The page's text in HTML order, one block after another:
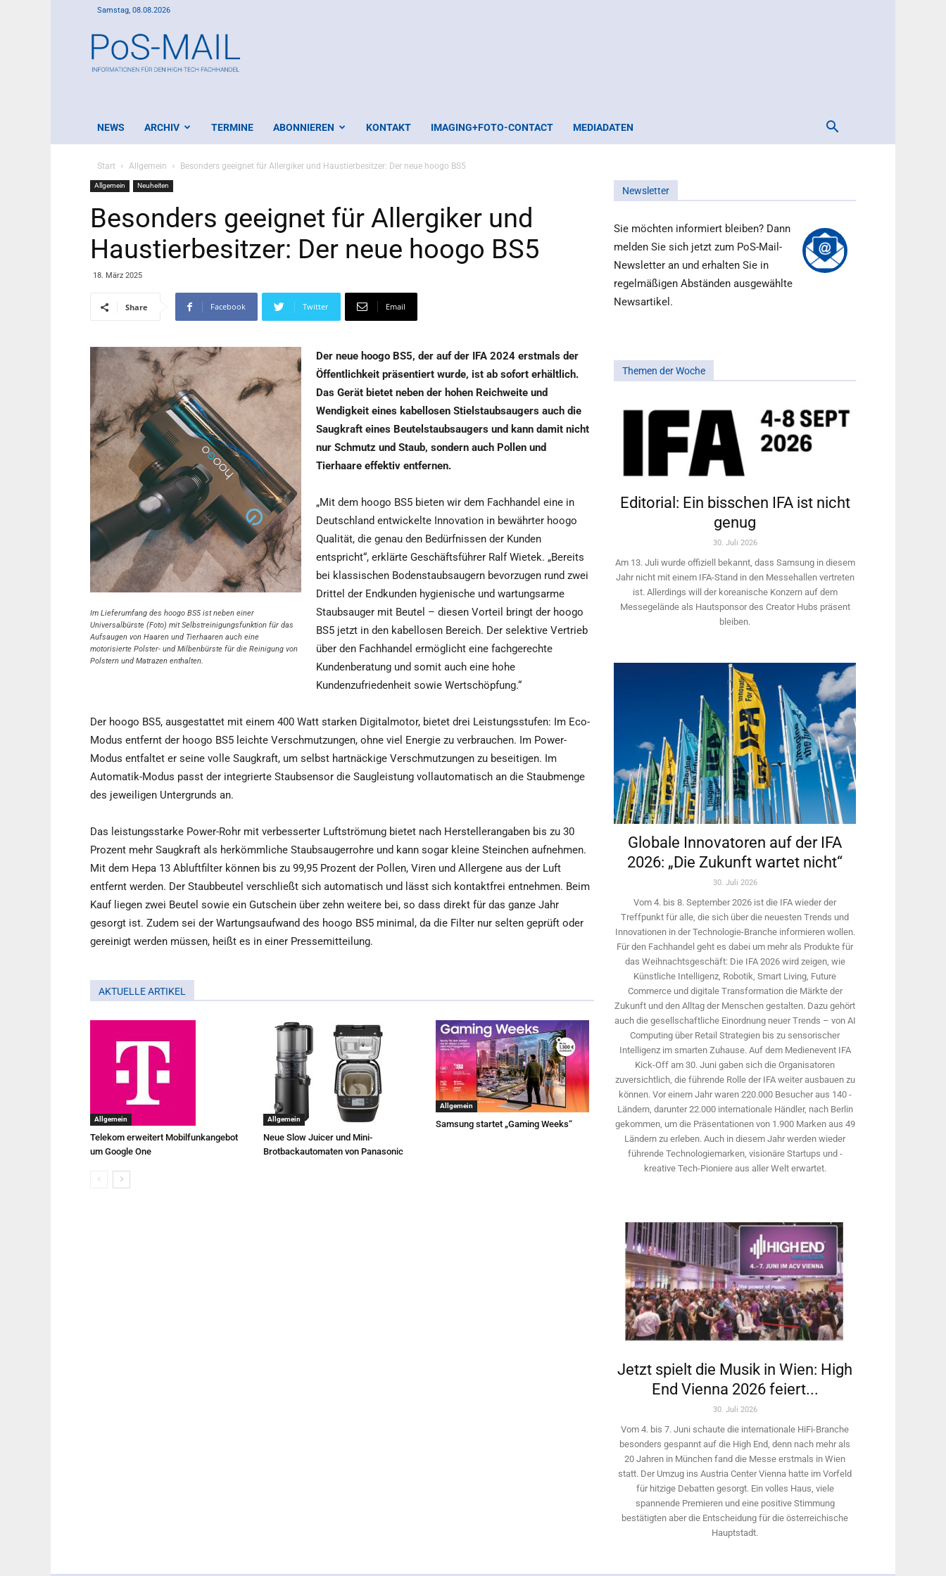
Samstag, 08.08.2026
Mail
NEWS ARCHIV TERMINE ABONNIEREN KONTAKT IMAGING+FOTO-CONTACT MEDIADATEN
Start Allgemein Besonders geeignet für Allergiker und Haustierbesitzer: Der neue hoogo BS5
Allgemein Neuheiten
Besonders geeignet für Allergiker und
Haustierbesitzer: Der neue hoogo BS5
18. März 2025
Share Facebook Twitter Email
Im Lieferumfang des hoogo BS5 ist neben einer
Universalbürste (Foto) mit Selbstreinigungsfunktion für das
Aufsaugen von Haaren und Tierhaaren auch eine
motorisierte Polster- und Milbenbürste für die Reinigung von
Polstern und Matrazen enthalten.
Der neue hoogo BS5, der auf der IFA 2024 erstmals der
Öffentlichkeit präsentiert wurde, ist ab sofort erhältlich.
Das Gerät bietet neben der hohen Reichweite und
Wendigkeit eines kabellosen Stielstaubsaugers auch die
Saugkraft eines Beutelstaubsaugers und kann damit nicht
nur Schmutz und Staub, sondern auch Pollen und
Tierhaare effektiv entfernen.
„Mit dem hoogo BS5 bieten wir dem Fachhandel eine in
Deutschland entwickelte Innovation in bewährter hoogo
Qualität, die genau den Bedürfnissen der Kunden
entspricht“, erklärte Geschäftsführer Ralf Wietek. „Bereits
bei klassischen Bodenstaubsaugern bevorzugen rund zwei
Drittel der Endkunden hygienische und wartungsarme
Staubsauger mit Beutel – diesen Vorteil bringt der hoogo
BS5 jetzt in den kabellosen Bereich. Der selektive Vertrieb
über den Fachhandel ermöglicht eine fachgerechte
Kundenberatung und somit auch eine hohe
Kundenzufriedenheit sowie Wertschöpfung.“
Der hoogo BS5, ausgestattet mit einem 400 Watt starken Digitalmotor, bietet drei Leistungsstufen: Im Eco-
Modus entfernt der hoogo BS5 leichte Verschmutzungen, ohne viel Energie zu verbrauchen. Im Power-
Modus entfaltet er seine volle Saugkraft, um selbst hartnäckige Verschmutzungen zu beseitigen. Im
Automatik-Modus passt der integrierte Staubsensor die Saugleistung vollautomatisch an die Staubmenge
des jeweiligen Untergrunds an.
Das leistungsstarke Power-Rohr mit verbesserter Luftströmung bietet nach Herstellerangaben bis zu 30
Prozent mehr Saugkraft als herkömmliche Staubsaugerrohre und kann sogar kleine Steinchen aufnehmen.
Mit dem Hepa 13 Abluftfilter können bis zu 99,95 Prozent der Pollen, Viren und Allergene aus der Luft
entfernt werden. Der Staubbeutel verschließt sich automatisch und lässt sich kontaktfrei entnehmen. Beim
Kauf liegen zwei Beutel sowie ein Gutschein über zehn weitere bei, so dass direkt für das ganze Jahr
gesorgt ist. Zudem sei der Wartungsaufwand des hoogo BS5 minimal, da die Filter nur selten geprüft oder
gereinigt werden müssen, heißt es in einer Pressemitteilung.
AKTUELLE ARTIKEL
Allgemein
Telekom erweitert Mobilfunkangebot
um Google One
Allgemein
Neue Slow Juicer und Mini-
Brotbackautomaten von Panasonic
Allgemein
Samsung startet „Gaming Weeks“
Newsletter
Sie möchten informiert bleiben? Dann
melden Sie sich jetzt zum PoS-Mail-
Newsletter an und erhalten Sie in
regelmäßigen Abständen ausgewählte
Newsartikel.
Themen der Woche
Editorial: Ein bisschen IFA ist nicht
genug
30. Juli 2026
Am 13. Juli wurde offiziell bekannt, dass Samsung in diesem
Jahr nicht mit einem IFA-Stand in den Messehallen vertreten
ist. Allerdings will ­der koreanische Konzern auf dem
Messegelände als Hautsponsor des Creator Hubs präsent
bleiben.
Globale Innovatoren auf der IFA
2026: „Die Zukunft wartet nicht“
30. Juli 2026
Vom 4. bis 8. September 2026 ist die IFA wieder der
Treffpunkt für alle, die sich über die neuesten Trends und
Innovationen in der Technologie-­Branche informieren wollen.
Für den Fachhandel geht es dabei um mehr als Produkte für
das Weihnachtsgeschäft: Die IFA 2026 wird ­zeigen, wie
Künstliche Intelligenz, Robotik, Smart Living, Future
Commerce und digitale Trans­formation die Märkte der
Zukunft und den Alltag der Menschen gestalten. Dazu gehört
auch die gesellschaftliche Einordnung neuer Trends – von AI
Computing über Retail Strategien bis zu sensorischer
Intelligenz im smarten Zuhause. Auf dem Medien­event IFA
Kick-Off am 30. Juni gaben sich die Organisatoren
zuversichtlich, die führende Rolle der IFA weiter ausbauen zu
können. Vor einem Jahr ­waren 220.000 Besucher aus 140 ­
Ländern, ­darunter 22.000 internationale Händler, nach Berlin
gekommen, um die Präsen­tationen von 1.900 Marken aus 49
Ländern zu erleben. Auch in diesem Jahr werden wieder
führende Technologiemarken, visionäre Startups und ­
kreative Tech-Pioniere aus aller Welt erwartet.
Jetzt spielt die Musik in Wien: High
End Vienna 2026 feiert...
30. Juli 2026
Vom 4. bis 7. Juni schaute die internationale HiFi-Branche
besonders gespannt auf die High End, denn nach mehr als
20 Jahren in München fand die Messe erstmals in Wien
statt. Der Umzug ins Austria Center Vienna hatte im Vorfeld
für hitzige Debatten gesorgt. Ein volles Haus, viele
spannende Premieren und eine positive Stimmung
bestätigten aber die Entscheidung für die österreichische
Hauptstadt.